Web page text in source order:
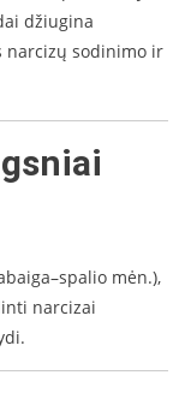
džiugina
narcizų sodinimo ir
mėn.),
narcizai